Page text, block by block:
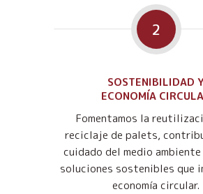
2
SOSTENIBILIDAD
ECONOMÍA
Fomentamos la
reciclaje de palets,
cuidado del medio
soluciones sostenibles que
economía circular.